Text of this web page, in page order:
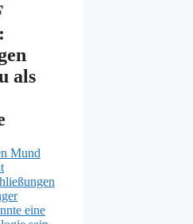
als
Mund